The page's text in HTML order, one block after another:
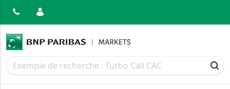
Recherche
Recherche